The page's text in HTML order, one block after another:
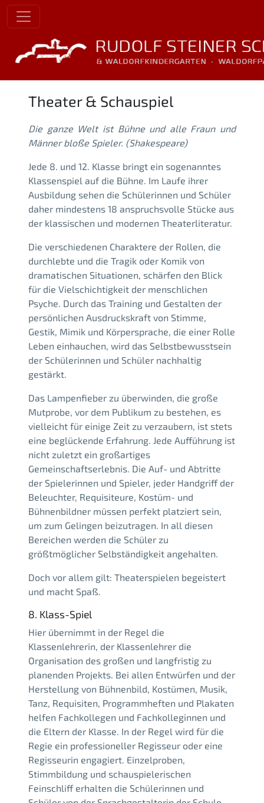
Theater & Schauspiel
Die ganze Welt ist Bühne und alle Fraun und
Männer bloße Spieler. (Shakespeare)
Jede 8. und 12. Klasse bringt ein sogenanntes
Klassenspiel auf die Bühne. Im Laufe ihrer
Ausbildung sehen die Schülerinnen und Schüler
daher mindestens 18 anspruchsvolle Stücke aus
der klassischen und modernen Theaterliteratur.
Die verschiedenen Charaktere der Rollen, die
durchlebte und die Tragik oder Komik von
dramatischen Situationen, schärfen den Blick
für die Vielschichtigkeit der menschlichen
Psyche. Durch das Training und Gestalten der
persönlichen Ausdruckskraft von Stimme,
Gestik, Mimik und Körpersprache, die einer Rolle
Leben einhauchen, wird das Selbstbewusstsein
der Schülerinnen und Schüler nachhaltig
gestärkt.
Das Lampenfieber zu überwinden, die große
Mutprobe, vor dem Publikum zu bestehen, es
vielleicht für einige Zeit zu verzaubern, ist stets
eine beglückende Erfahrung. Jede Aufführung ist
nicht zuletzt ein großartiges
Gemeinschaftserlebnis. Die Auf- und Abtritte
der Spielerinnen und Spieler, jeder Handgriff der
Beleuchter, Requisiteure, Kostüm- und
Bühnenbildner müssen perfekt platziert sein,
um zum Gelingen beizutragen. In all diesen
Bereichen werden die Schüler zu
größtmöglicher Selbständigkeit angehalten.
Doch vor allem gilt: Theaterspielen begeistert
und macht Spaß.
8. Klass-Spiel
Hier übernimmt in der Regel die
Klassenlehrerin, der Klassenlehrer die
Organisation des großen und langfristig zu
planenden Projekts. Bei allen Entwürfen und der
Herstellung von Bühnenbild, Kostümen, Musik,
Tanz, Requisiten, Programmheften und Plakaten
helfen Fachkollegen und Fachkolleginnen und
die Eltern der Klasse. In der Regel wird für die
Regie ein professioneller Regisseur oder eine
Regisseurin engagiert. Einzelproben,
Stimmbildung und schauspielerischen
Feinschliff erhalten die Schülerinnen und